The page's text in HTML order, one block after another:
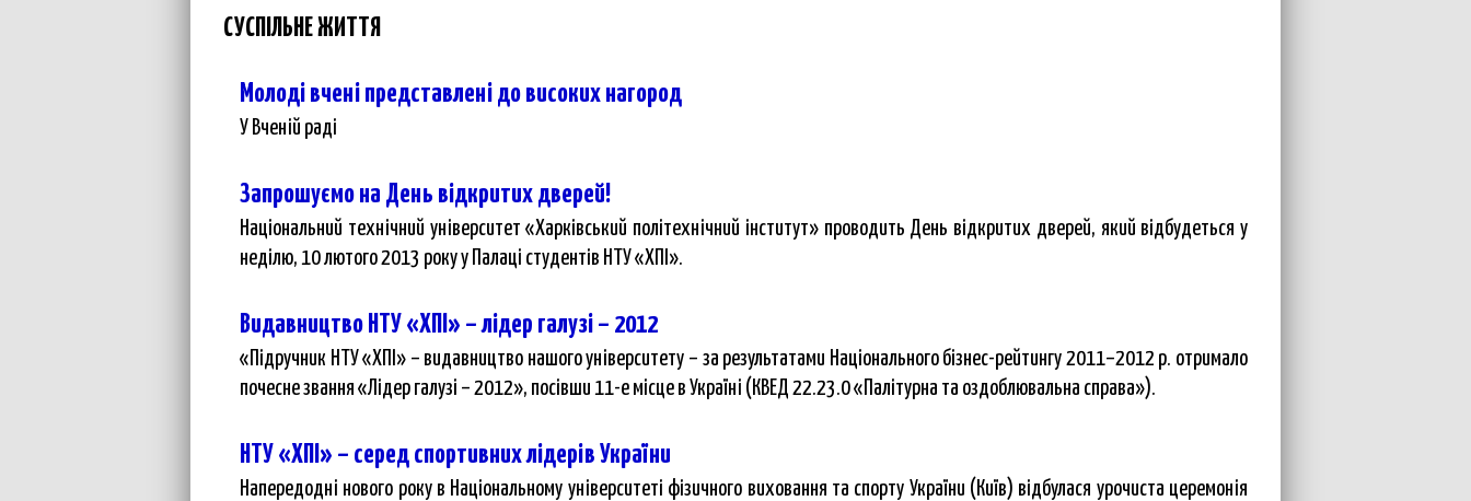
СУСПІЛЬНЕ ЖИТТЯ
Молоді вчені представлені до високих нагород
У Вченій раді
Запрошуємо на День відкритих дверей!
Національний технічний університет «Харківський політехнічний інститут» проводить День відкритих дверей, який відбудеться у
неділю, 10 лютого 2013 року у Палаці студентів НТУ «ХПІ».
Видавництво НТУ «ХПІ» – лідер галузі – 2012
«Підручник НТУ «ХПІ» – видавництво нашого університету – за результатами Національного бізнес-рейтингу 2011–2012 р. отримало
почесне звання «Лідер галузі – 2012», посівши 11-е місце в Україні (КВЕД 22.23.0 «Палітурна та оздоблювальна справа»).
НТУ «ХПІ» – серед спортивних лідерів України
Напередодні нового року в Національному університеті фізичного виховання та спорту України (Київ) відбулася урочиста церемонія